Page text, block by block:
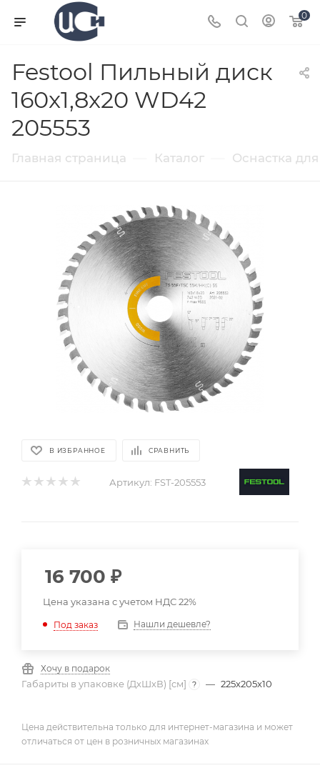
0
Festool Пильный диск
160x1,8x20 WD42
205553
Главная страница Каталог Оснастка
В ИЗБРАННОЕ СРАВНИТЬ
Артикул: FST-205553
16 700 ₽
Цена указана с учетом НДС 22%
Под заказ Нашли дешевле?
Хочу в подарок
Габариты в упаковке (ДхШхВ) [cм] ? — 225x205x10
Цена действительна только для интернет-магазина и может
отличаться от цен в розничных магазинах